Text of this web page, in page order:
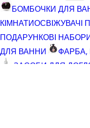
БОМБОЧКИ ДЛЯ
КІМНАТИОСВІЖУВАЧІ
ПОДАРУНКОВІ
ДЛЯ ВАННИ
ФАРБА,
ЗАСОБИ ДЛЯ